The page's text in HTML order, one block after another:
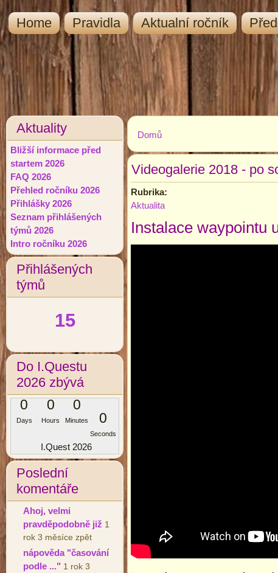
Home Pravidla Aktualní ročník
Aktuality
Bližší informace před
startem 2026
FAQ 2026
Přehled ročníku 2026
Přihlášky 2026
Seznam přihlášených
týmů 2026
Intro ročníku 2026
Přihlášených
týmů
15
Do I.Questu
2026 zbývá
0
Days
0
Hours
0
Minutes 0
Seconds
I.Quest 2026
Poslední
komentáře
Ahoj, velmi
pravděpodobně již 1
rok 3 měsíce zpět
nápověda "časování
podle ..." 1 rok 3
Jste zde
Domů
Videogalerie 2018 - po
Rubrika:
Aktualita
Instalace waypointu